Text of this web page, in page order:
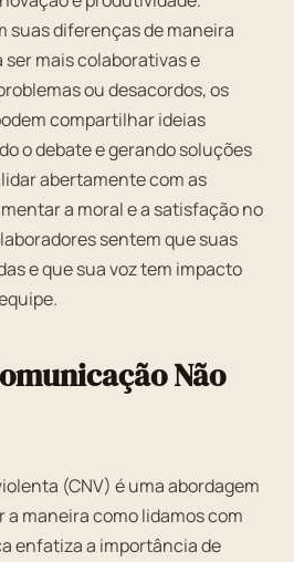
suas diferenças de maneira
mais colaborativas e
ou desacordos, os
compartilhar ideias
o debate e gerando soluções
abertamente com as
a moral e a satisfação no
sentem que suas
e que sua voz tem impacto
Não
(CNV) é uma abordagem
maneira como lidamos com
enfatiza a importância de